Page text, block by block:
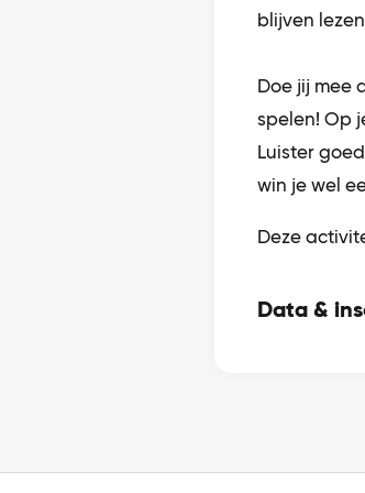
blijven
Doe jij mee
spelen! Op
Luister
win je wel
Deze
Data &